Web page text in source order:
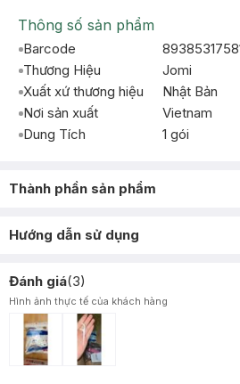
Thông số sản phẩm
Barcode
Thương Hiệu
Jomi
Xuất xứ thương hiệu
Nhật Bản
Nơi sản xuất
Vietnam
Dung Tích
1 gói
Thành phần sản phẩm
Hướng dẫn sử dụng
Đánh giá(3)
Hình ảnh thực tế của khách hàng